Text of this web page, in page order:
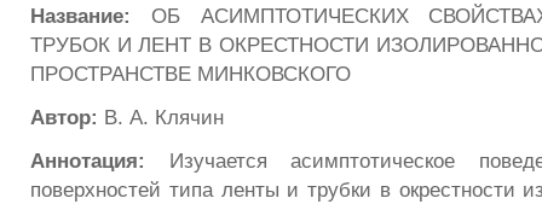
Название: ОБ АСИМПТОТИЧЕСКИХ
ТРУБОК И ЛЕНТ В ОКРЕСТНОСТИ
ПРОСТРАНСТВЕ МИНКОВСКОГО
Автор: В. А. Клячин
Аннотация: Изучается асимптотическое
поверхностей типа ленты и трубки в окрестности